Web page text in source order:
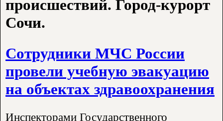
происшествий. Город-курорт
Сочи.
Сотрудники МЧС России
провели учебную эвакуацию
на объектах здравоохранения
Инспекторами Государственного